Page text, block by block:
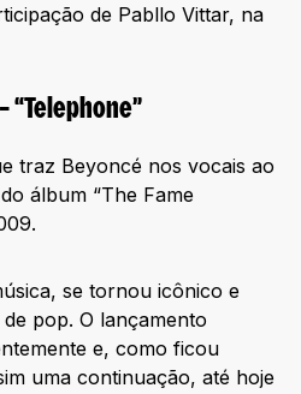
de Pabllo Vittar, na
“Telephone”
traz Beyoncé nos vocais ao
álbum “The Fame
se tornou icônico e
pop. O lançamento
e, como ficou
uma continuação, até hoje